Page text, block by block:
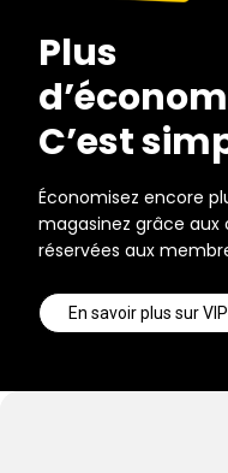
Plus
C’est
Économisez encore
magasinez grâce aux
réservées aux
En savoir plus sur